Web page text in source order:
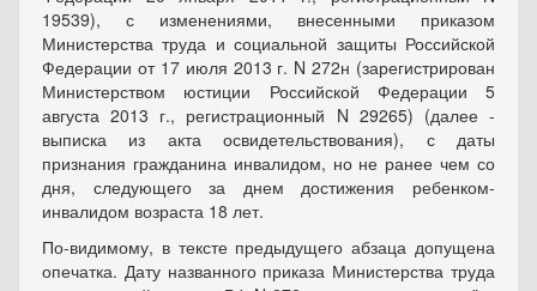
19539), с изменениями, внесенными приказом
Министерства труда и социальной защиты Российской
Федерации от 17 июля 2013 г. N 272н (зарегистрирован
Министерством юстиции Российской Федерации 5
августа 2013 г., регистрационный N 29265) (далее -
выписка из акта освидетельствования), с даты
признания гражданина инвалидом, но не ранее чем со
дня, следующего за днем достижения ребенком-
инвалидом возраста 18 лет.
По-видимому, в тексте предыдущего абзаца допущена
опечатка. Дату названного приказа Министерства труда